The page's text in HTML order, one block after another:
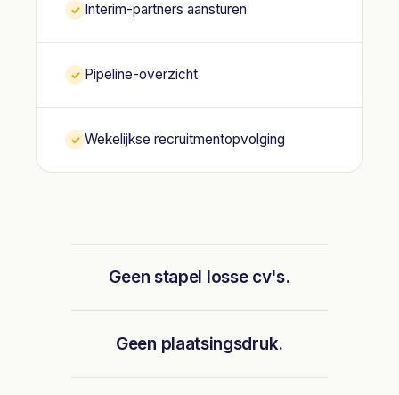
✓ Interim-partners aansturen
✓ Pipeline-overzicht
✓ Wekelijkse recruitmentopvolging
Geen stapel losse cv's.
Geen plaatsingsdruk.